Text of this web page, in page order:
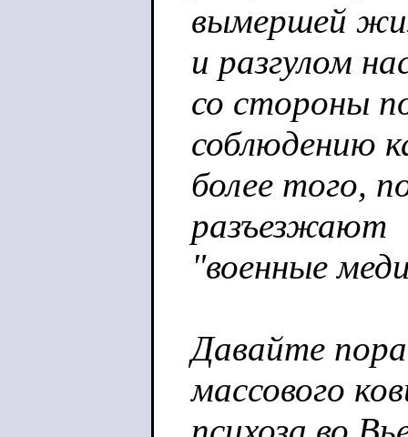
вымершей
и разгулом
со стороны
соблюдению
более того,
разъезжают
"военные
Давайте
массового